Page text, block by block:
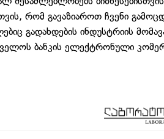
რომ გავაზიაროთ ჩვენი
გადახდების ინდუსტრიის
ბანკის ელექტრონული